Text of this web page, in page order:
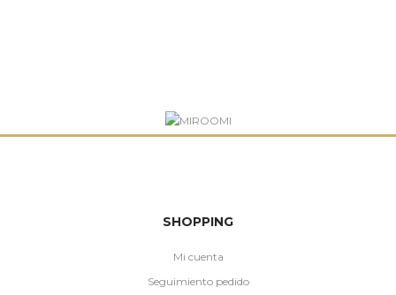
SHOPPING
Mi cuenta
Seguimiento pedido